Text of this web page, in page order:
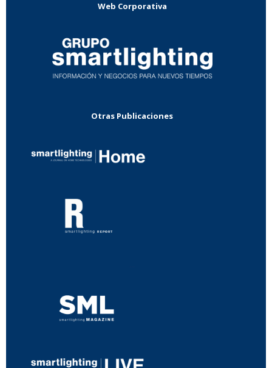
Web Corporativa
Otras Publicaciones